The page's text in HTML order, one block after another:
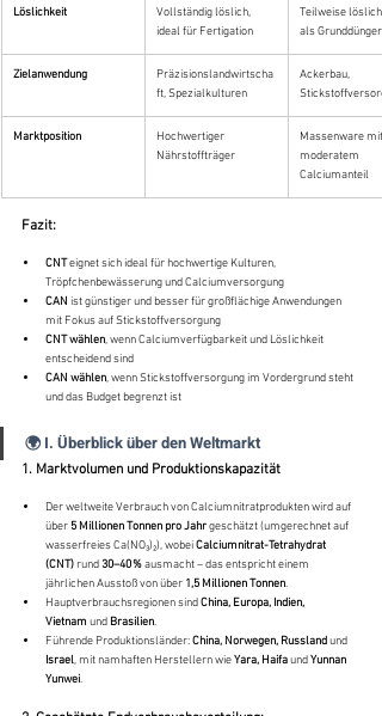
Löslichkeit
Vollständig löslich,
ideal für Fertigation
Teilweise
als Grunddünger
Zielanwendung
Präzisionslandwirtscha
ft, Spezialkulturen
Ackerbau,
Marktposition
Hochwertiger
Nährstoffträger
Massenware mit
moderatem
Calciumanteil
Fazit:
CNT eignet sich ideal für hochwertige Kulturen,
Tröpfchenbewässerung und Calciumversorgung
CAN ist günstiger und besser für großflächige Anwendungen
mit Fokus auf Stickstoffversorgung
CNT wählen, wenn Calciumverfügbarkeit und Löslichkeit
entscheidend sind
CAN wählen, wenn Stickstoffversorgung im Vordergrund steht
und das Budget begrenzt ist
🌍 I. Überblick über den Weltmarkt
1. Marktvolumen und Produktionskapazität
Der weltweite Verbrauch von Calciumnitratprodukten wird auf
über 5 Millionen Tonnen pro Jahr geschätzt (umgerechnet auf
wasserfreies Ca(NO₃)₂), wobei Calciumnitrat-Tetrahydrat
(CNT) rund 30–40 % ausmacht – das entspricht einem
jährlichen Ausstoß von über 1,5 Millionen Tonnen.
Hauptverbrauchsregionen sind China, Europa, Indien,
Vietnam und Brasilien.
Führende Produktionsländer: China, Norwegen, Russland und
Israel, mit namhaften Herstellern wie Yara, Haifa und Yunnan
Yunwei.